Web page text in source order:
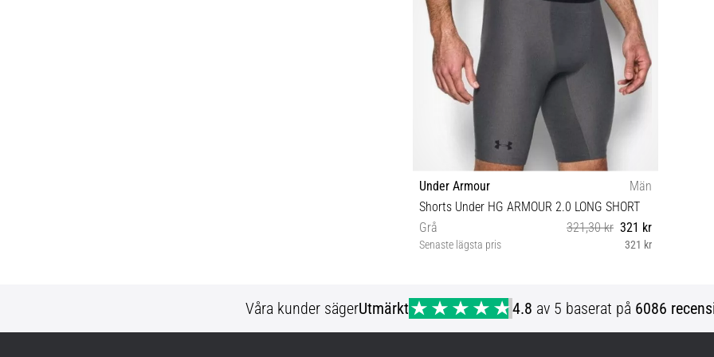
Under Armour
Män
Shorts Under HG ARMOUR 2.0 LONG SHORT
Grå
321,30 kr 321 kr
Senaste lägsta pris 321 kr
Våra kunder sägerUtmärkt 4.8 av 5 baserat på 6086